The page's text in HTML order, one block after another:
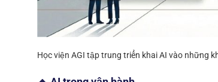
Học viện AGI tập trung triển khai AI vào những